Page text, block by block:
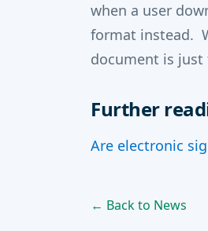
when a user
format instead.
document is
Further
Are electronic
← Back to News